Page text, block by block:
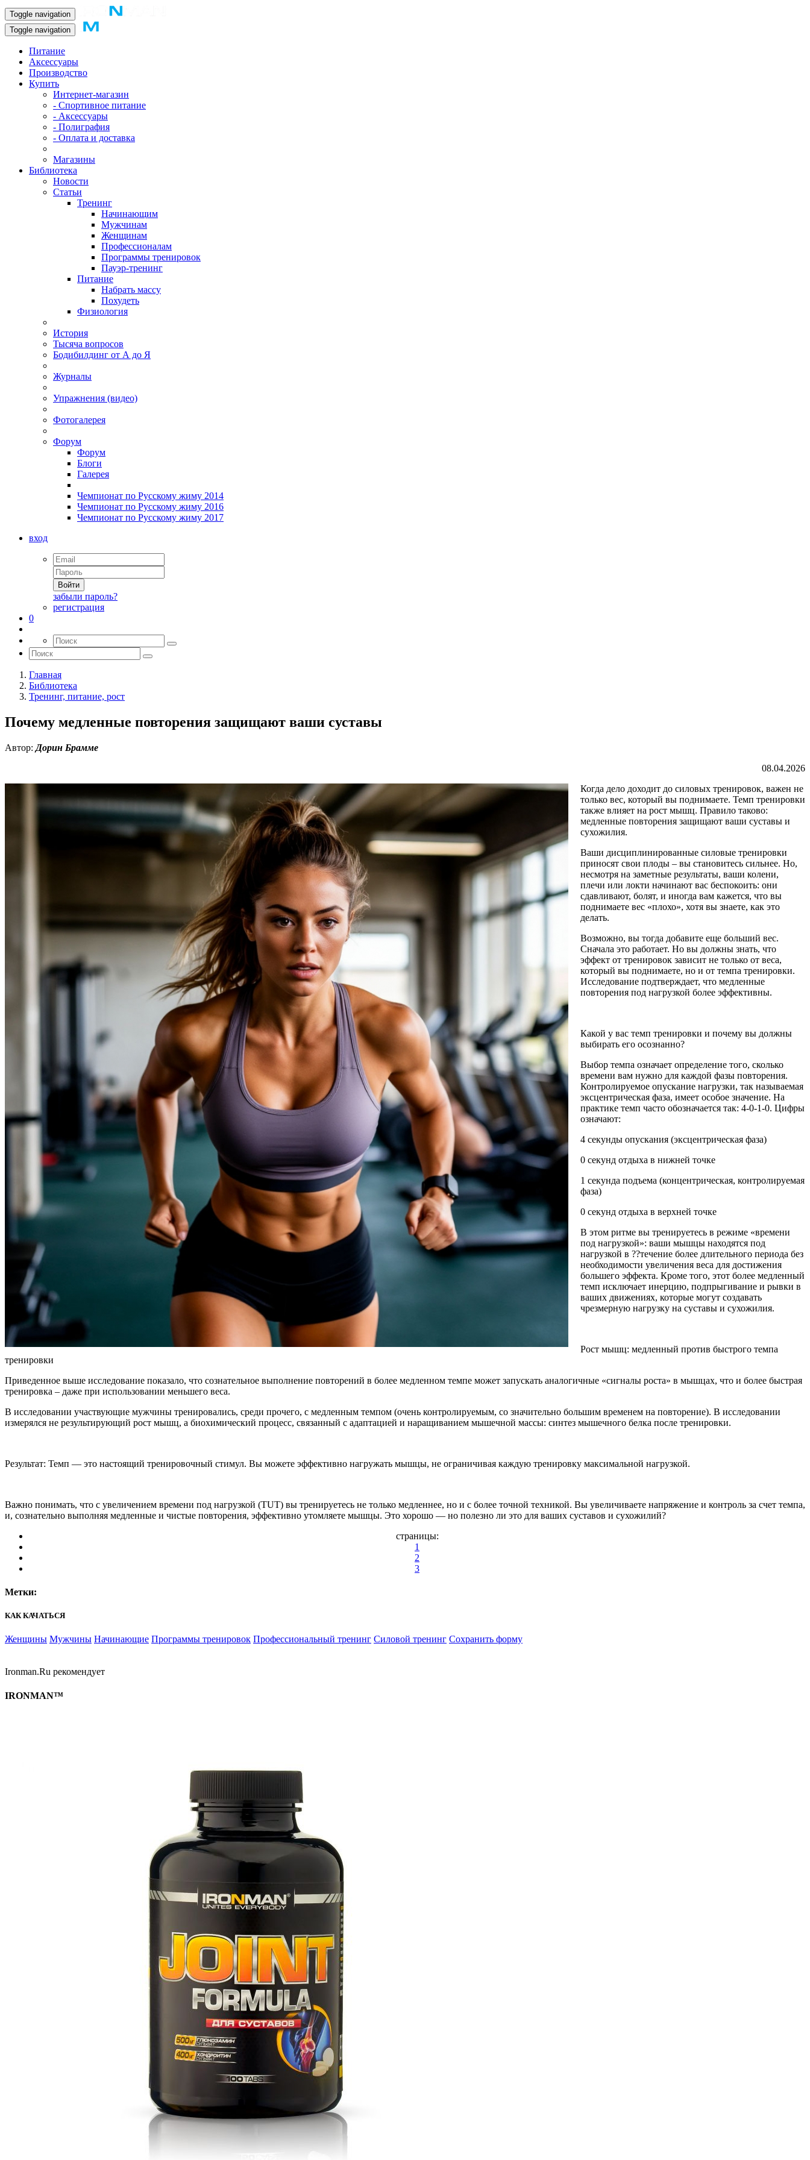
Toggle navigation
Toggle navigation
Питание
Аксессуары
Производство
Купить
Интернет-магазин
- Спортивное питание
- Аксессуары
- Полиграфия
- Оплата и доставка
Магазины
Библиотека
Новости
Статьи
Тренинг
Начинающим
Мужчинам
Женщинам
Профессионалам
Программы тренировок
Пауэр-тренинг
Питание
Набрать массу
Похудеть
Физиология
История
Тысяча вопросов
Бодибилдинг от А до Я
Журналы
Упражнения (видео)
Фотогалерея
Форум
Форум
Блоги
Галерея
Чемпионат по Русскому жиму 2014
Чемпионат по Русскому жиму 2016
Чемпионат по Русскому жиму 2017
вход
Войти
забыли пароль?
регистрация
0
Главная
Библиотека
Тренинг, питание, рост
Почему медленные повторения защищают ваши суставы
Автор: Дорин Брамме
08.04.2026
Когда дело доходит до силовых тренировок, важен не
только вес, который вы поднимаете. Темп тренировки
также влияет на рост мышц. Правило таково:
медленные повторения защищают ваши суставы и
сухожилия.
Ваши дисциплинированные силовые тренировки
приносят свои плоды – вы становитесь сильнее. Но,
несмотря на заметные результаты, ваши колени,
плечи или локти начинают вас беспокоить: они
сдавливают, болят, и иногда вам кажется, что вы
поднимаете вес «плохо», хотя вы знаете, как это
делать.
Возможно, вы тогда добавите еще больший вес.
Сначала это работает. Но вы должны знать, что
эффект от тренировок зависит не только от веса,
который вы поднимаете, но и от темпа тренировки.
Исследование подтверждает, что медленные
повторения под нагрузкой более эффективны.
Какой у вас темп тренировки и почему вы должны
выбирать его осознанно?
Выбор темпа означает определение того, сколько
времени вам нужно для каждой фазы повторения.
Контролируемое опускание нагрузки, так называемая
эксцентрическая фаза, имеет особое значение. На
практике темп часто обозначается так: 4-0-1-0. Цифры
означают:
4 секунды опускания (эксцентрическая фаза)
0 секунд отдыха в нижней точке
1 секунда подъема (концентрическая, контролируемая
фаза)
0 секунд отдыха в верхней точке
В этом ритме вы тренируетесь в режиме «времени
под нагрузкой»: ваши мышцы находятся под
нагрузкой в ??течение более длительного периода без
необходимости увеличения веса для достижения
большего эффекта. Кроме того, этот более медленный
темп исключает инерцию, подпрыгивание и рывки в
ваших движениях, которые могут создавать
чрезмерную нагрузку на суставы и сухожилия.
Рост мышц: медленный против быстрого темпа
тренировки
Приведенное выше исследование показало, что сознательное выполнение повторений в более медленном темпе может запускать аналогичные «сигналы роста» в мышцах, что и более быстрая
тренировка – даже при использовании меньшего веса.
В исследовании участвующие мужчины тренировались, среди прочего, с медленным темпом (очень контролируемым, со значительно большим временем на повторение). В исследовании
измерялся не результирующий рост мышц, а биохимический процесс, связанный с адаптацией и наращиванием мышечной массы: синтез мышечного белка после тренировки.
Результат: Темп — это настоящий тренировочный стимул. Вы можете эффективно нагружать мышцы, не ограничивая каждую тренировку максимальной нагрузкой.
Важно понимать, что с увеличением времени под нагрузкой (TUT) вы тренируетесь не только медленнее, но и с более точной техникой. Вы увеличиваете напряжение и контроль за счет темпа,
и, сознательно выполняя медленные и чистые повторения, эффективно утомляете мышцы. Это хорошо — но полезно ли это для ваших суставов и сухожилий?
страницы:
1
2
3
Метки:
КАК КАЧАТЬСЯ
Женщины Мужчины Начинающие Программы тренировок Профессиональный тренинг Силовой тренинг Сохранить форму
Ironman.Ru рекомендует
IRONMAN™